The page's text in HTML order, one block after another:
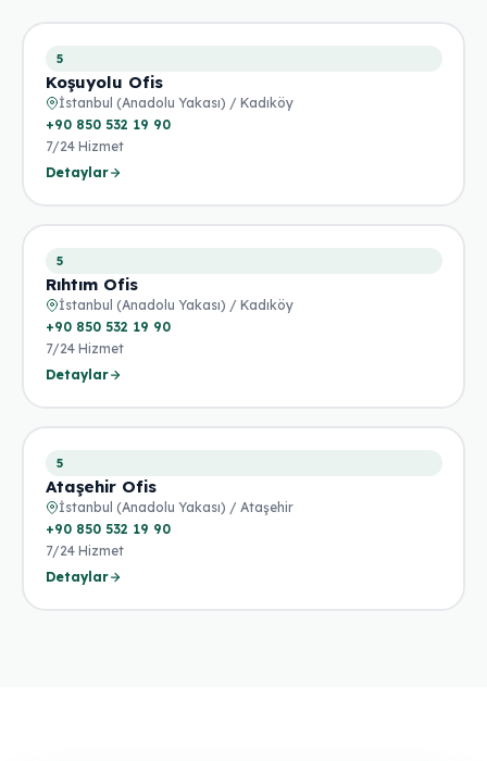
5
Koşuyolu Ofis
İstanbul (Anadolu Yakası) / Kadıköy
+90 850 532 19 90
7/24 Hizmet
Detaylar
5
Rıhtım Ofis
İstanbul (Anadolu Yakası) / Kadıköy
+90 850 532 19 90
7/24 Hizmet
Detaylar
5
Ataşehir Ofis
İstanbul (Anadolu Yakası) / Ataşehir
+90 850 532 19 90
7/24 Hizmet
Detaylar